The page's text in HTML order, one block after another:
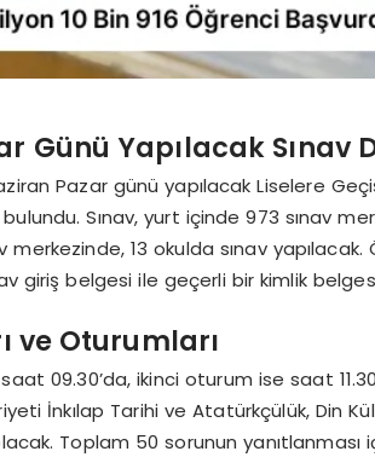
Günü Yapılacak Sınav
Pazar günü yapılacak Liselere
Sınav, yurt içinde 973 sınav
merkezinde, 13 okulda sınav
giriş belgesi ile geçerli bir kimlik
ve Oturumları
09.30’da, ikinci oturum ise saat
İnkılap Tarihi ve Atatürkçülük, Din
Toplam 50 sorunun